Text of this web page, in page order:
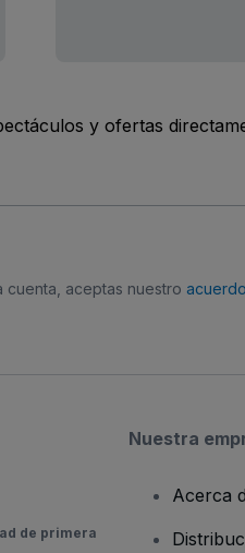
y ofertas
cuenta, aceptas nuestro
de primera
Nuestra
Acerca